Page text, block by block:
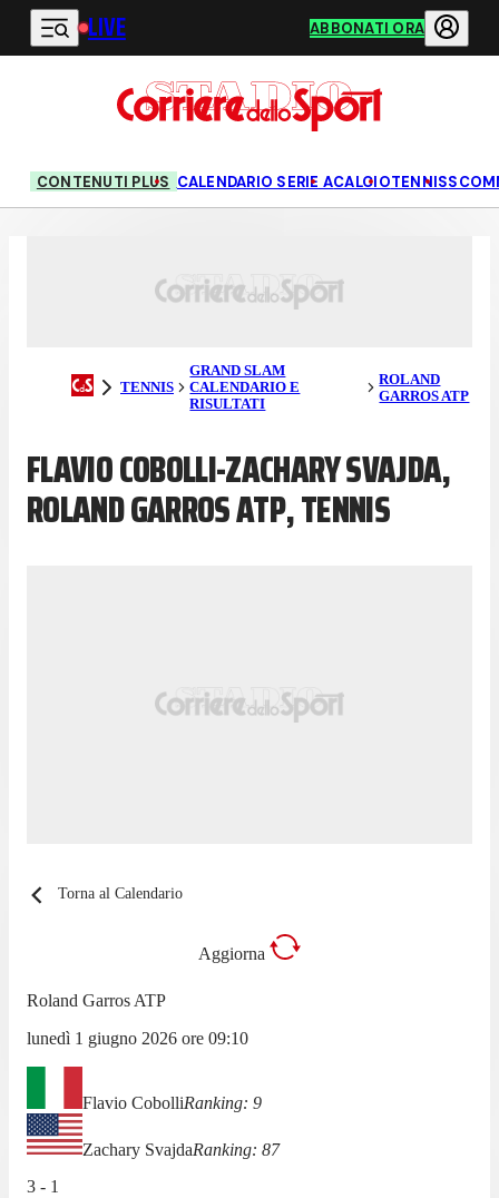
Vai al contenuto principale
LIVE ABBONATI ORA
CONTENUTI PLUS CALENDARIO SERIE ACALCIOTENNIS
TENNIS
GRAND SLAM
CALENDARIO E
RISULTATI
ROLAND
GARROS ATP
FLAVIO COBOLLI-ZACHARY SVAJDA,
ROLAND GARROS ATP, TENNIS
Torna al Calendario
Aggiorna
Roland Garros ATP
lunedì 1 giugno 2026 ore 09:10
Flavio CobolliRanking: 9
Zachary SvajdaRanking: 87
3 - 1